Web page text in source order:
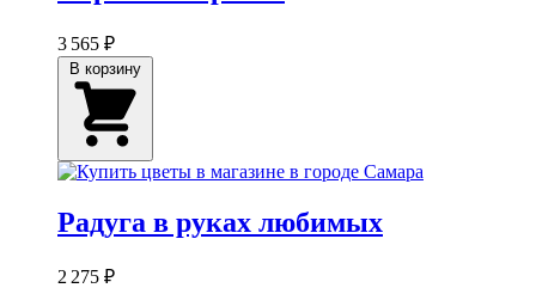
3 565 ₽
Радуга в руках любимых
2 275 ₽